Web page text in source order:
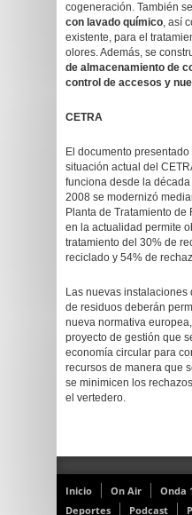
cogeneración. También
con lavado químico, así
existente, para el
olores. Además, se
de almacenamiento de
control de accesos y
CETRA
El documento
situación actual del
funciona desde la
2008 se modernizó
Planta de Tratamiento de
en la actualidad permite
tratamiento del 30% de
reciclado y 54% de
Las nuevas
de residuos deberán
nueva normativa
proyecto de gestión que
economía circular para
recursos de manera que
se minimicen los
el vertedero.
Inicio On Air Onda
Deportes
Podcast